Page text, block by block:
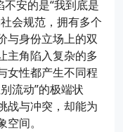
安的是“我到底是
会规范，拥有多个
与身份立场上的双
主角陷入复杂的多
女性都产生不同程
流动”的极端状
战与冲突，却能为
间。